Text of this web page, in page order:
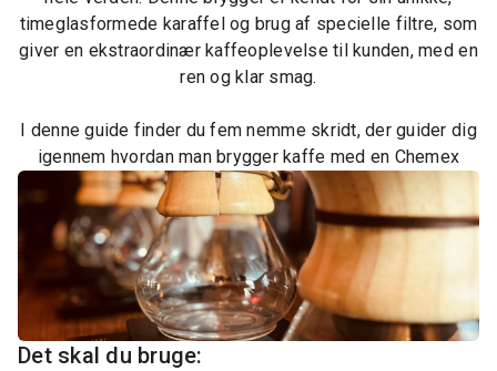
timeglasformede karaffel og brug af specielle filtre, som
giver en ekstraordinær kaffeoplevelse til kunden, med en
ren og klar smag.
I denne guide finder du fem nemme skridt, der guider dig
igennem hvordan man brygger kaffe med en Chemex
Det skal du bruge: